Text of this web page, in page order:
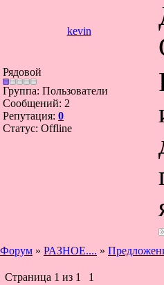
kevin
Рядовой
Группа: Пользователи
Сообщений: 2
Репутация: 0
Статус: Offline
Форум » РАЗНОЕ.... »
Страница 1 из 1 1